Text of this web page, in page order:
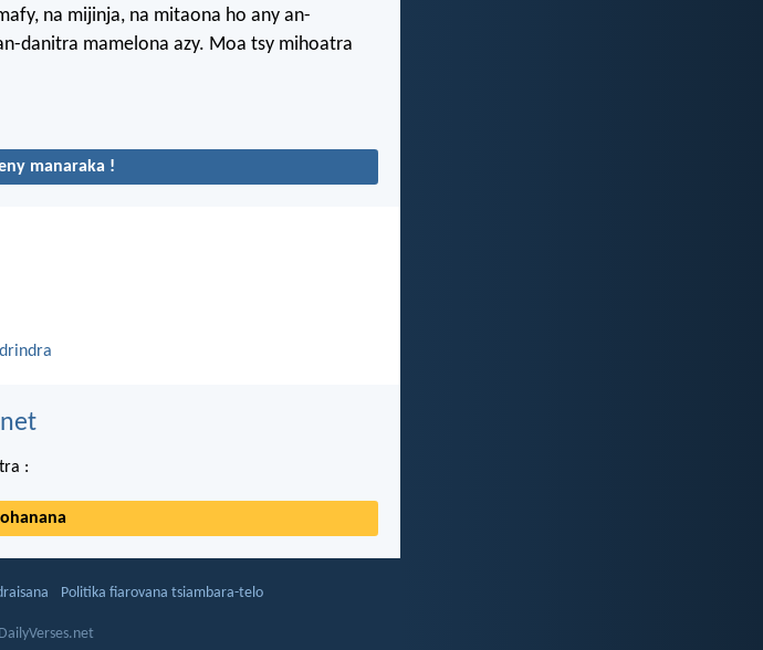
na mijinja, na mitaona ho any an-
danitra mamelona azy. Moa tsy mihoatra
manaraka !
:
Politika fiarovana tsiambara-telo